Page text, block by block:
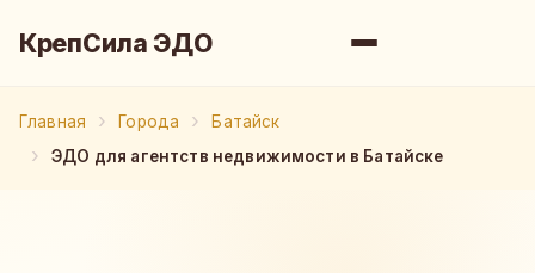
КрепСила ЭДО
Главная Города
Батайск
ЭДО для агентств недвижимости в Батайске